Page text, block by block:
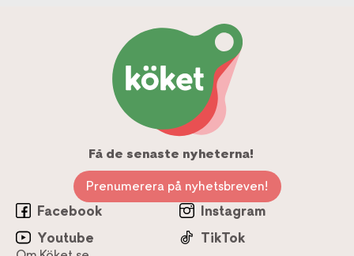
Få de senaste nyheterna!
Prenumerera på nyhetsbreven!
Facebook
Instagram
Youtube
TikTok